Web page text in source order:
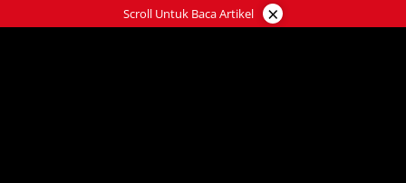
ke
Scroll Untuk Baca Artikel ×